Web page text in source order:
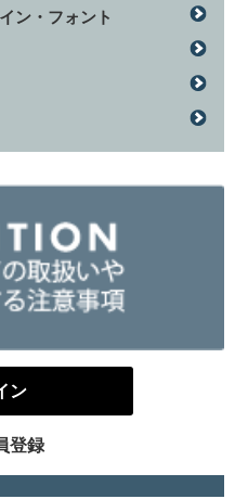
ン・フォント
ン
登録